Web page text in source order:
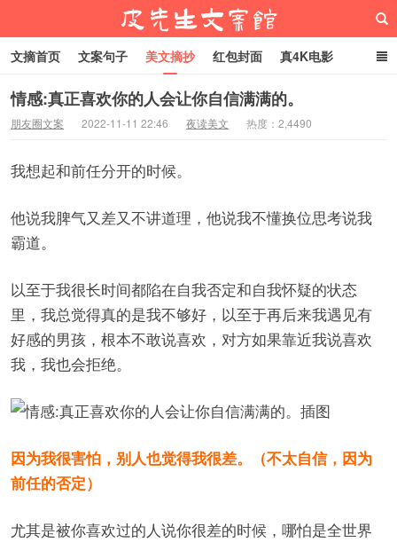
文摘首页 文案句子 美文摘抄 红包封面 真4K电影
网络热梗 恋爱家庭 微信头像
情感:真正喜欢你的人会让你自信满满的。
朋友圈文案 2022-11-11 22:46 夜读美文 热度：2,4490
我想起和前任分开的时候。
他说我脾气又差又不讲道理，他说我不懂换位思考说我
霸道。
以至于我很长时间都陷在自我否定和自我怀疑的状态
里，我总觉得真的是我不够好，以至于再后来我遇见有
好感的男孩，根本不敢说喜欢，对方如果靠近我说喜欢
我，我也会拒绝。
因为我很害怕，别人也觉得我很差。（不太自信，因为
前任的否定）
尤其是被你喜欢过的人说你很差的时候，哪怕是全世界